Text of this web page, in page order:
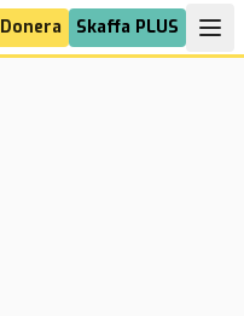
Donera Skaffa PLUS